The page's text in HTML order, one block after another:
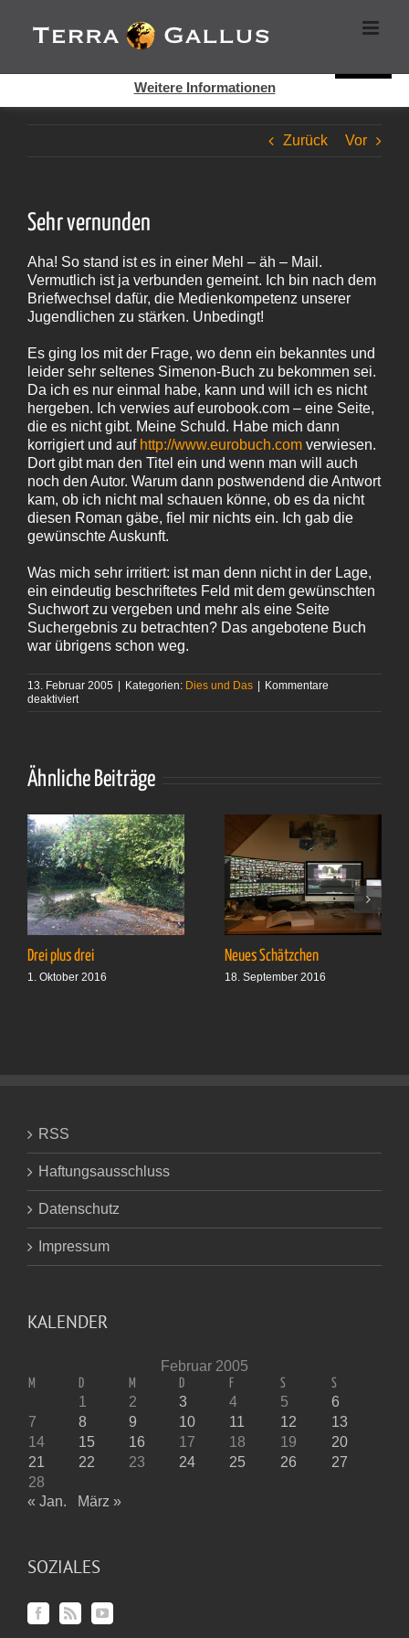
Inhalt
springen
Zurück Vor
Sehr vernunden
Aha! So stand ist es in einer Mehl – äh – Mail.
Vermutlich ist ja verbunden gemeint. Ich bin nach dem
Briefwechsel dafür, die Medienkompetenz unserer
Jugendlichen zu stärken. Unbedingt!
Es ging los mit der Frage, wo denn ein bekanntes und
leider sehr seltenes Simenon-Buch zu bekommen sei.
Da ich es nur einmal habe, kann und will ich es nicht
hergeben. Ich verwies auf eurobook.com – eine Seite,
die es nicht gibt. Meine Schuld. Habe mich dann
korrigiert und auf http://www.eurobuch.com verwiesen.
Dort gibt man den Titel ein und wenn man will auch
noch den Autor. Warum dann postwendend die Antwort
kam, ob ich nicht mal schauen könne, ob es da nicht
diesen Roman gäbe, fiel mir nichts ein. Ich gab die
gewünschte Auskunft.
Was mich sehr irritiert: ist man denn nicht in der Lage,
ein eindeutig beschriftetes Feld mit dem gewünschten
Suchwort zu vergeben und mehr als eine Seite
Suchergebnis zu betrachten? Das angebotene Buch
war übrigens schon weg.
13. Februar 2005 | Kategorien: Dies und Das | Kommentare
deaktiviertfür
Ähnliche Beiträge
Drei plus drei
1. Oktober 2016
Neues Schätzchen
18. September 2016
RSS
Haftungsausschluss
Datenschutz
Impressum
KALENDER
Februar 2005
M D M D F S S
1 2 3 4 5
6
7
8 9 10 11 12
13
14
15 16 17 18 19
20
21
22 23 24 25 26
27
28
« Jan.
März »
SOZIALES
Cookies helfen auf auf dieser Seite bei der Bereitstellung der
Dienste. Durch die Nutzung dieser Webseite erklären Sie sich
Weitere Informationen